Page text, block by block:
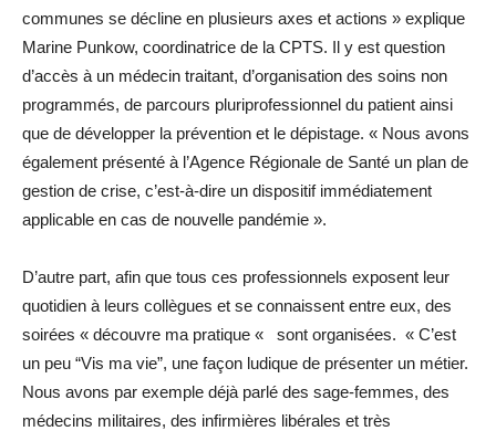
communes se décline en plusieurs axes et actions » explique
Marine Punkow, coordinatrice de la CPTS. Il y est question
d’accès à un médecin traitant, d’organisation des soins non
programmés, de parcours pluriprofessionnel du patient ainsi
que de développer la prévention et le dépistage. « Nous avons
également présenté à l’Agence Régionale de Santé un plan de
gestion de crise, c’est-à-dire un dispositif immédiatement
applicable en cas de nouvelle pandémie ».
D’autre part, afin que tous ces professionnels exposent leur
quotidien à leurs collègues et se connaissent entre eux, des
soirées « découvre ma pratique « sont organisées. « C’est
un peu “Vis ma vie”, une façon ludique de présenter un métier.
Nous avons par exemple déjà parlé des sage-femmes, des
médecins militaires, des infirmières libérales et très